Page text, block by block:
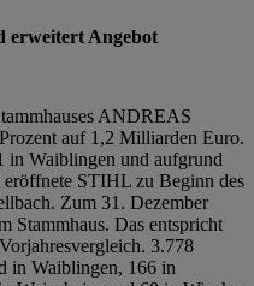
erweitert Angebot
ANDREAS
auf 1,2 Milliarden Euro.
in Waiblingen und aufgrund
eröffnete STIHL zu Beginn des
Zum 31. Dezember
Stammhaus. Das entspricht
3.778
in Waiblingen, 166 in